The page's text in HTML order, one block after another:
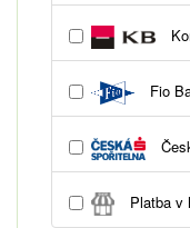
Fio
Platba v